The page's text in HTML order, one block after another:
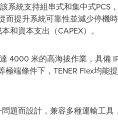
系統支持組串式和集中式PCS
而提升系統可靠性並減少停機
和資本支出（CAPEX）。
4000 米的高海拔作業，具備
端條件下，TENER Flex均能
題而設計，兼容多種運輸工具